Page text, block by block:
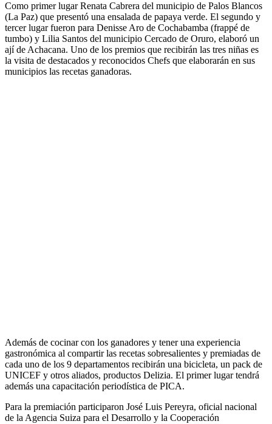
Como primer lugar Renata Cabrera del municipio de Palos Blancos
(La Paz) que presentó una ensalada de papaya verde. El segundo y
tercer lugar fueron para Denisse Aro de Cochabamba (frappé de
tumbo) y Lilia Santos del municipio Cercado de Oruro, elaboró un
ají de Achacana. Uno de los premios que recibirán las tres niñas es
la visita de destacados y reconocidos Chefs que elaborarán en sus
municipios las recetas ganadoras.
Además de cocinar con los ganadores y tener una experiencia
gastronómica al compartir las recetas sobresalientes y premiadas de
cada uno de los 9 departamentos recibirán una bicicleta, un pack de
UNICEF y otros aliados, productos Delizia. El primer lugar tendrá
además una capacitación periodística de PICA.
Para la premiación participaron José Luis Pereyra, oficial nacional
de la Agencia Suiza para el Desarrollo y la Cooperación